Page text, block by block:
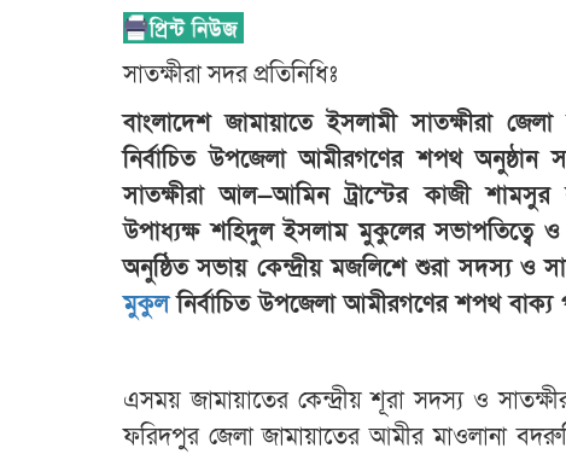
সাতক্ষীরা সদর প্রতিনিধিঃ
বাংলাদেশ জামায়াতে ইসলামী সাতক্ষীরা
নির্বাচিত উপজেলা আমীরগণের শপথ অনুষ্ঠান
সাতক্ষীরা আল—আমিন ট্রাস্টের কাজী শামসুর
উপাধ্যক্ষ শহিদুল ইসলাম মুকুলের সভাপতিত্বে ও
অনুষ্ঠিত সভায় কেন্দ্রীয় মজলিশে শুরা সদস্য ও
মুকুলনির্বাচিত উপজেলা আমীরগণের শপথ বাক্য
এসময় জামায়াতের কেন্দ্রীয় শূরা সদস্য ও
ফরিদপুর জেলা জামায়াতের আমীর মাওলানা